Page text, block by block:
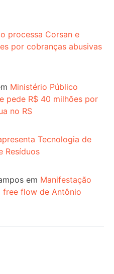
processa Corsan e
por cobranças abusivas
Ministério Público
pede R$ 40 milhões por
no RS
Tecnologia de
Resíduos
em Manifestação
flow de Antônio